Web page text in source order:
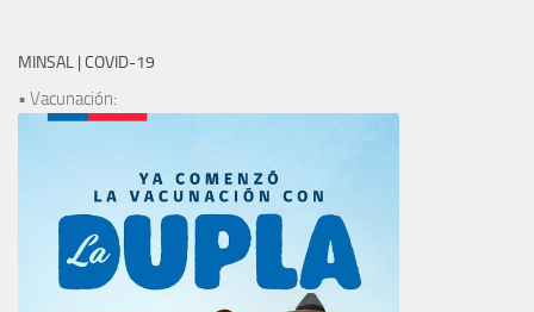
MINSAL | COVID-19
• Vacunación: